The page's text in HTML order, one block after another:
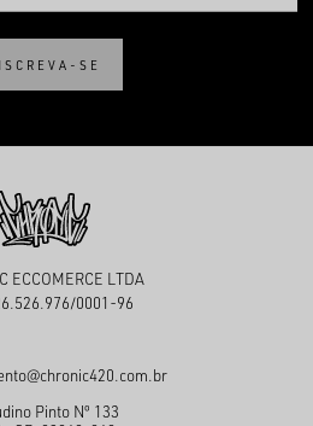
SE
ECCOMERCE LTDA
0001-96
Pinto Nº 133